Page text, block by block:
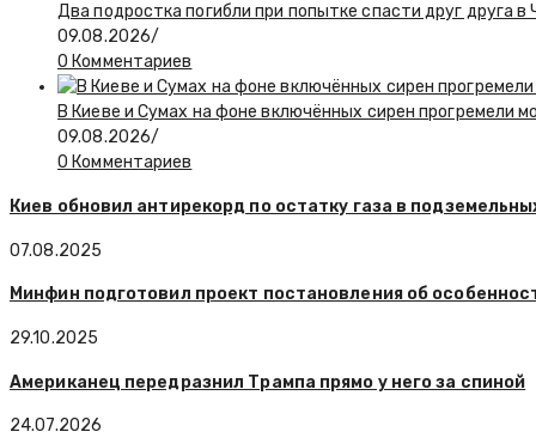
Два подростка погибли при попытке спасти друг друга в
09.08.2026/
0 Комментариев
В Киеве и Сумах на фоне включённых сирен прогремели
09.08.2026/
0 Комментариев
Киев обновил антирекорд по остатку газа в
07.08.2025
Минфин подготовил проект постановления об
29.10.2025
Американец передразнил Трампа прямо у него за спиной
24.07.2026